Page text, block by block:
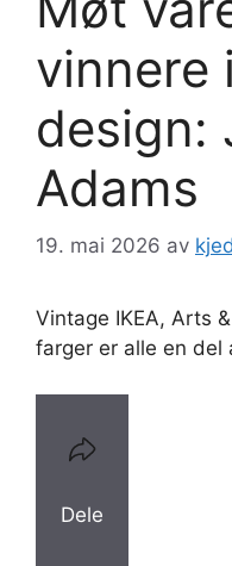
vinnere
design:
Adams
19. mai 2026 av
Vintage IKEA, Arts
farger er alle en del
Dele